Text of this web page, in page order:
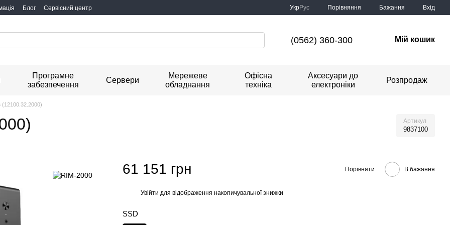
Блог Сервісний центр УкрРус Порівняння Бажання Вхід
(0562) 360-300 Мій кошик
Програмне
забезпечення
Сервери
Мережеве
обладнання
Офісна
техніка
Аксесуари до
електроніки
Розпродаж
(12100.32.2000)
Артикул
9837100
61 151 грн Порівняти В бажання
Увійти для відображення накопичувальної знижки
SSD